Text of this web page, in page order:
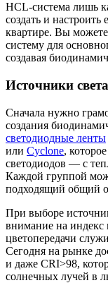
HCL-система лишь
создать и
квартире. Вы
систему для
создавая
Источники света
Сначала нужно
создания
светодиодные ленты
или Cyclone,
светодиодов — с
Каждой группой
подходящий общий
При выборе
внимание на индекс
цветопередачи
Сегодня на рынке
и даже CRI>98,
солнечных лучей в